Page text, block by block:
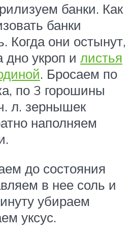
банки. Как
банки
Когда они остынут,
укроп и листья
. Бросаем по
по 3 горошины
л. зернышек
наполняем
до состояния
в нее соль и
убираем
уксус.